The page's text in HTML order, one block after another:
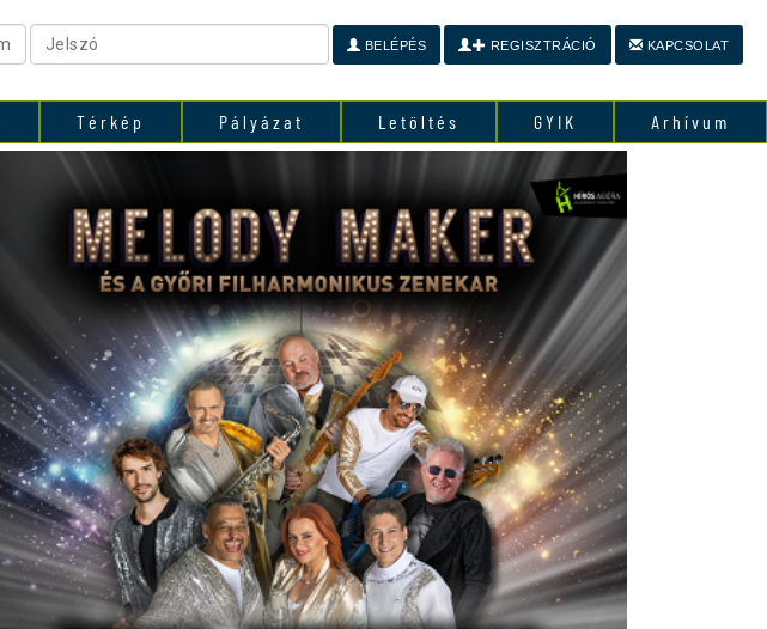
Térkép Pályázat Letöltés GYIK Arhívum
BELÉPÉS REGISZTRÁCIÓ KAPCSOLAT